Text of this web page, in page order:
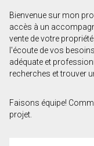
Prénom
Nom
Courriel
Téléphone
Bienvenue sur mon
accès à un
vente de votre
l'écoute de vos
adéquate et
recherches et trouver
Faisons équipe!
projet.